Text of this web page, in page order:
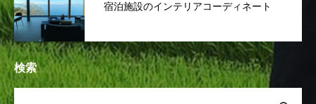
宿泊施設のインテリアコーディネート
検索